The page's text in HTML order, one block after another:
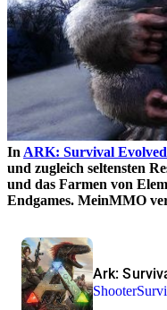
In ARK: Survival Evolved
und zugleich seltensten
und das Farmen von
Endgames. MeinMMO
Ark:
Shooter